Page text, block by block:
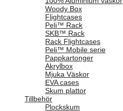
Woody Box
Flightcases
Peli™ Rack
SKB™ Rack
Rack Flightcases
Peli™ Mobile serie
Pappkartonger
Akrylbox
Mjuka Väskor
EVA cases
Skum plattor
Tillbehör
Plockskum